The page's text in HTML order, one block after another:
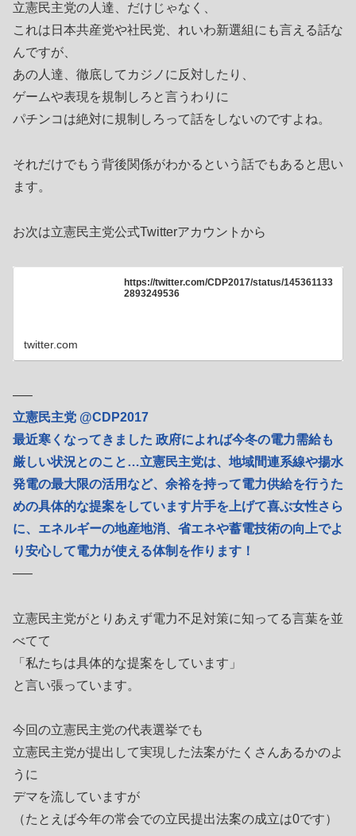
立憲民主党の人達、だけじゃなく、
これは日本共産党や社民党、れいわ新選組にも言える話な
んですが、
あの人達、徹底してカジノに反対したり、
ゲームや表現を規制しろと言うわりに
パチンコは絶対に規制しろって話をしないのですよね。
それだけでもう背後関係がわかるという話でもあると思い
ます。
お次は立憲民主党公式Twitterアカウントから
https://twitter.com/CDP2017/status/145361133
2893249536
twitter.com
—–
立憲民主党 @CDP2017
最近寒くなってきました 政府によれば今冬の電力需給も
厳しい状況とのこと…立憲民主党は、地域間連系線や揚水
発電の最大限の活用など、余裕を持って電力供給を行うた
めの具体的な提案をしています片手を上げて喜ぶ女性さら
に、エネルギーの地産地消、省エネや蓄電技術の向上でよ
り安心して電力が使える体制を作ります！
—–
立憲民主党がとりあえず電力不足対策に知ってる言葉を並
べてて
「私たちは具体的な提案をしています」
と言い張っています。
今回の立憲民主党の代表選挙でも
立憲民主党が提出して実現した法案がたくさんあるかのよ
うに
デマを流していますが
（たとえば今年の常会での立民提出法案の成立は0です）